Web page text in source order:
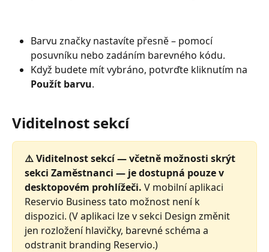
Barvu značky nastavíte přesně – pomocí
posuvníku nebo zadáním barevného kódu.
Když budete mít vybráno, potvrďte kliknutím na
Použít barvu.
Viditelnost sekcí
⚠️ Viditelnost sekcí — včetně možnosti skrýt
sekci Zaměstnanci — je dostupná pouze v
desktopovém prohlížeči. V mobilní aplikaci
Reservio Business tato možnost není k
dispozici. (V aplikaci lze v sekci Design změnit
jen rozložení hlavičky, barevné schéma a
odstranit branding Reservio.)